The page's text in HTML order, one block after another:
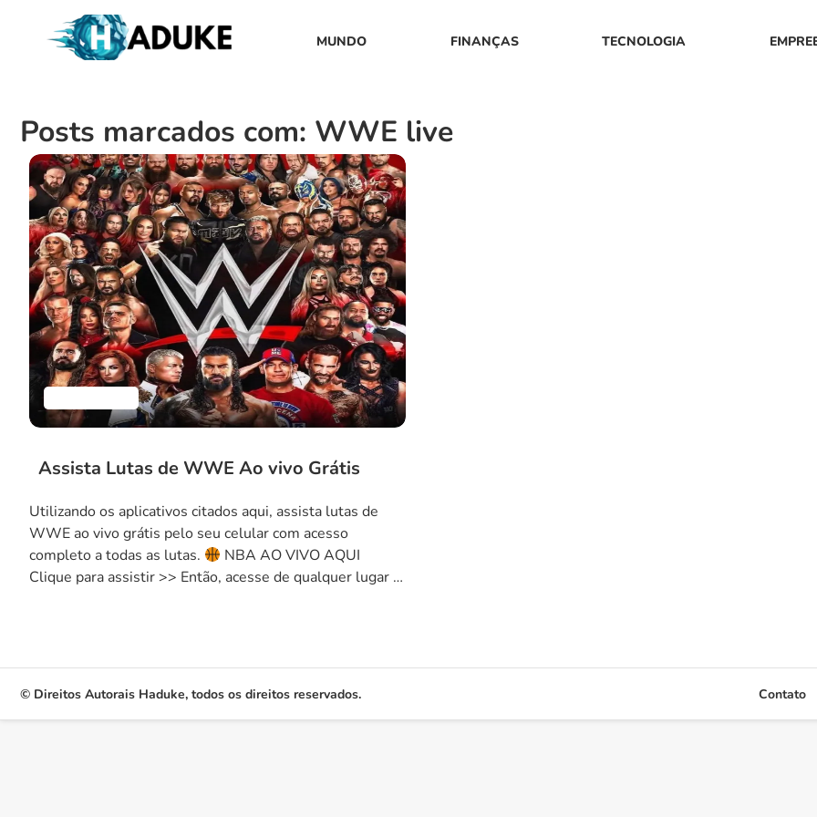
MUNDO FINANÇAS TECNOLOGIA
Posts marcados com: WWE live
Assista Lutas de WWE Ao vivo Grátis
Utilizando os aplicativos citados aqui, assista lutas de
WWE ao vivo grátis pelo seu celular com acesso
completo a todas as lutas.
NBA AO VIVO AQUI
Clique para assistir >> Então, acesse de qualquer lugar e
© Direitos Autorais Haduke, todos os direitos reservados. Contato